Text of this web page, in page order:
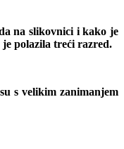
na slikovnici i kako je
polazila treći razred.
s velikim zanimanjem